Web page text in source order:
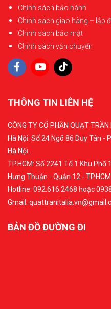
Chính sách bảo hành
Chính sách giao hàng – lắp
Chính sách bảo mật
Chính sách vận chuyển
THÔNG TIN LIÊN HỆ
CÔNG TY CỔ PHẦN QUẠT TRẦN
Hà Nội: Số 24 Ngõ 86 Duy Tân -
Hà Nội.
TP.HCM: Số 2241 Tổ 1 Khu
Hưng Thuận - Quận 12 - TP.HCM
Hotline: 092.616.2468 hoặc
Gmail:
BẢN ĐỒ ĐƯỜNG ĐI